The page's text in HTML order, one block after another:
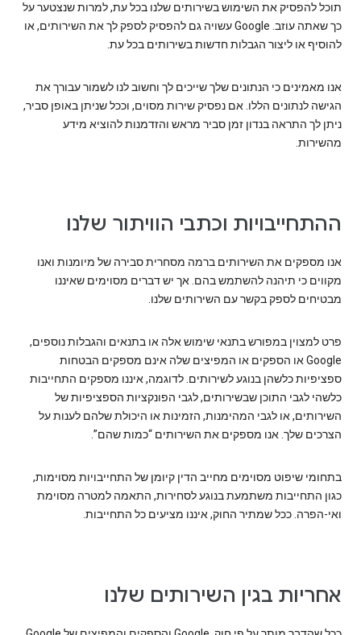
תוכל להפסיק את השימוש בשירותים שלנו בכל עת, למרות שנצטער על
כך שאתה עוזב. Google עשויה גם להפסיק לספק לך את השירותים, או
להוסיף או ליצור הגבלות חדשות בשירותים בכל עת.
אנו מאמינים כי הנתונים שלך שייכים לך וחשוב לנו לשמור עבורך את
הגישה לנתונים הללו. אם נפסיק שירות מסוים, וככל שניתן באופן סביר,
ניתן לך התראה בנדון זמן סביר מראש והזדמנות להוציא מידע
מהשירות.‎
ההתחייבויות וכתבי הוויתור שלנו
אנו מספקים את השירותים ברמה מסחרית סבירה של מיומנות ואנו
מקווים כי תיהנה להשתמש בהם. אך יש דברים מסוימים שאיננו
מבטיחים לספק בקשר עם השירותים שלנו.
פרט למצוין במפורש בתנאי שימוש אלה או בתנאים והגבלות נוספים,
Google או הספקים או המפיצים שלה אינם מספקים הבטחות
ספציפיות כלשהן בנוגע לשירותים. לדוגמה, איננו מספקים התחייבות
כלשהי לגבי התוכן שבשירותים, לגבי הפונקציות הספציפיות של
השירותים, או לגבי המהימנות, הזמינות או היכולת שלהם לענות על
הצרכים שלך. אנו מספקים את השירותים “כמות שהם”.
בתחומי שיפוט מסוימים מחייב הדין קיומן של התחייבויות מסוימות,
כגון התחייבות משתמעת בנוגע לסחירות, התאמה למטרה מסוימת
ואי-הפרה. ככל שמתיר החוק, איננו מציעים כל התחייבות.
אחריות בגין השירותים שלנו